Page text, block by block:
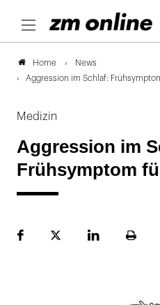
Home
News
Aggression im Schlaf:
Medizin
Aggression im
Frühsymptom
FacebookPlattformLinekdInSeite